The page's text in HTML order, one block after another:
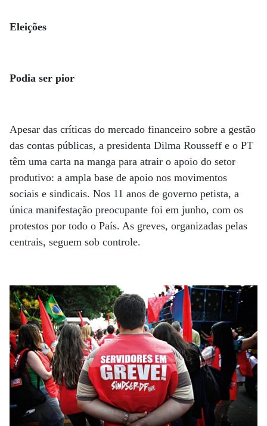
Eleições
Podia ser pior
Apesar das críticas do mercado financeiro sobre a gestão
das contas públicas, a presidenta Dilma Rousseff e o PT
têm uma carta na manga para atrair o apoio do setor
produtivo: a ampla base de apoio nos movimentos
sociais e sindicais. Nos 11 anos de governo petista, a
única manifestação preocupante foi em junho, com os
protestos por todo o País. As greves, organizadas pelas
centrais, seguem sob controle.